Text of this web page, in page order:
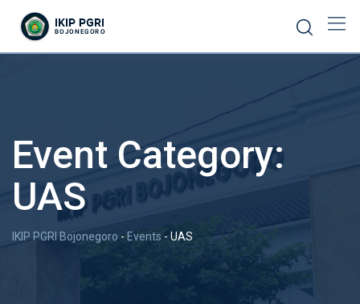
Event Category:
UAS
IKIP PGRI Bojonegoro - Events -UAS